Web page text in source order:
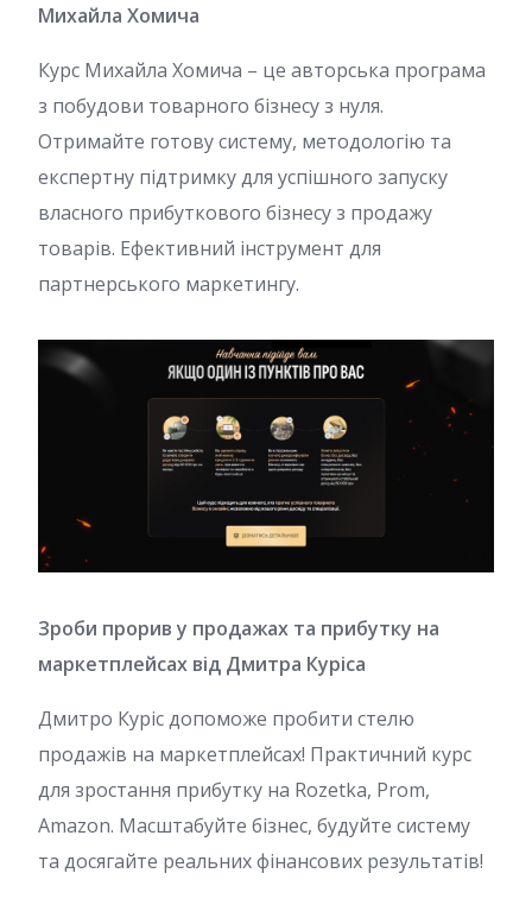
Михайла Хомича
Курс Михайла Хомича – це авторська програма
з побудови товарного бізнесу з нуля.
Отримайте готову систему, методологію та
експертну підтримку для успішного запуску
власного прибуткового бізнесу з продажу
товарів. Ефективний інструмент для
партнерського маркетингу.
Зроби прорив у продажах та прибутку на
маркетплейсах від Дмитра Куріса
Дмитро Куріс допоможе пробити стелю
продажів на маркетплейсах! Практичний курс
для зростання прибутку на Rozetka, Prom,
Amazon. Масштабуйте бізнес, будуйте систему
та досягайте реальних фінансових результатів!